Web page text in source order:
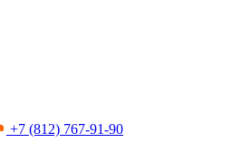
+7 (812) 767-91-90